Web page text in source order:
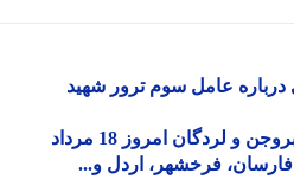
عامل سوم ترور شهید
جدول قطعی برق شهرکرد، بروجن و لردگان امروز 18 مرداد
فرخشهر، اردل و...